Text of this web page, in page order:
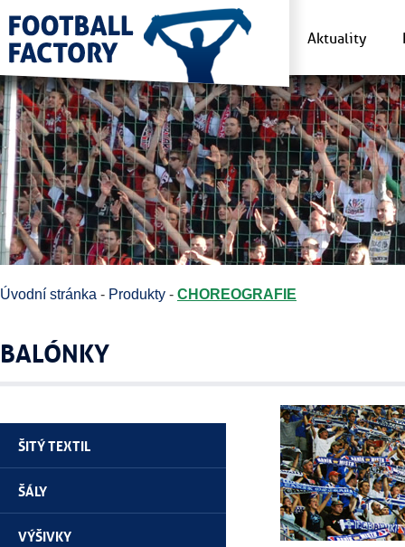
Aktuality
Úvodní stránka - Produkty - CHOREOGRAFIE
BALÓNKY
ŠITÝ TEXTIL
ŠÁLY
VÝŠIVKY